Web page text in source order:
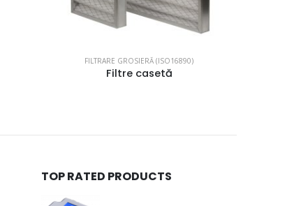
FILTRARE GROSIERĂ (ISO16890)
Filtre casetă
TOP RATED PRODUCTS